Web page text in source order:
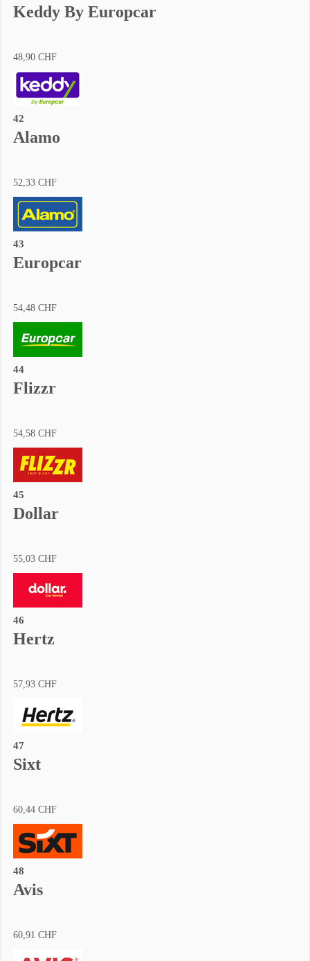
Keddy By Europcar
48,90 CHF
42
Alamo
52,33 CHF
43
Europcar
54,48 CHF
44
Flizzr
54,58 CHF
45
Dollar
55,03 CHF
46
Hertz
57,93 CHF
47
Sixt
60,44 CHF
48
Avis
60,91 CHF